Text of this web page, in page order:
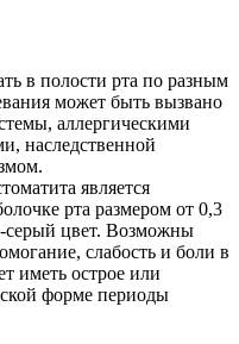
в полости рта по разным
может быть вызвано
аллергическими
наследственной
является
рта размером от 0,3
серый цвет. Возможны
слабость и боли в
иметь острое или
форме периоды